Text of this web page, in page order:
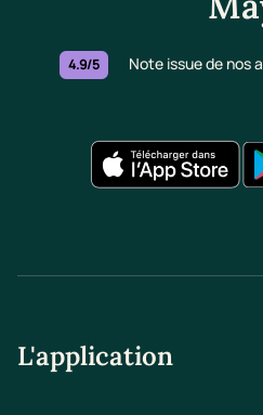
4.9/5 Note issue de nos
L'application